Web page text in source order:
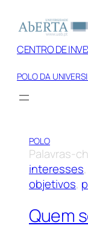
para
conteúdo
CENTRO DE
POLO DA
POLO
Palavras-
interesses,
objetivos,
Quem